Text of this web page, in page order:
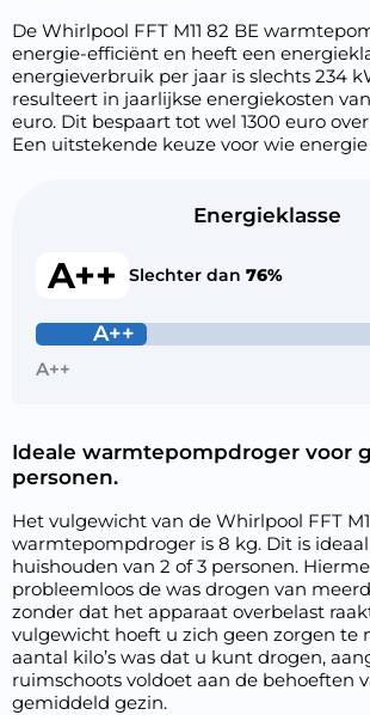
De Whirlpool FFT M11 82 BE
energie-efficiënt en heeft een
energieverbruik per jaar is slechts 234
resulteert in jaarlijkse energiekosten
euro. Dit bespaart tot wel 1300 euro
Een uitstekende keuze voor wie
Energieklasse
A++ Slechter dan 76%
A++
A++
Ideale warmtepompdroger voor
personen.
Het vulgewicht van de Whirlpool FFT
warmtepompdroger is 8 kg. Dit is
huishouden van 2 of 3 personen.
probleemloos de was drogen van
zonder dat het apparaat overbelast
vulgewicht hoeft u zich geen zorgen te
aantal kilo’s was dat u kunt drogen,
ruimschoots voldoet aan de behoeften
gemiddeld gezin.